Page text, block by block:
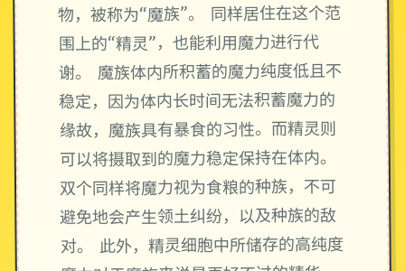
物，被称为“魔族”。 同样居住在这个范
围上的“精灵”，也能利用魔力进行代
谢。 魔族体内所积蓄的魔力纯度低且不
稳定，因为体内长时间无法积蓄魔力的
缘故，魔族具有暴食的习性。而精灵则
可以将摄取到的魔力稳定保持在体内。
双个同样将魔力视为食粮的种族，不可
避免地会产生领土纠纷，以及种族的敌
对。 此外，精灵细胞中所储存的高纯度